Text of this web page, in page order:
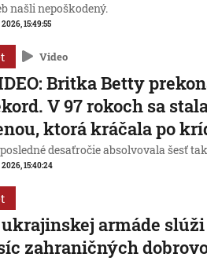
našli nepoškodený.
2026, 15:49:55
Video
Britka Betty
V 97 rokoch sa
ktorá kráčala po
desaťročie absolvovala šesť
2026, 15:40:24
armáde
zahraničných